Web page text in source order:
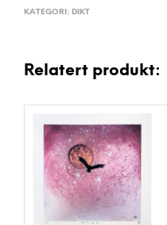
KATEGORI: DIKT
Relatert produkt: